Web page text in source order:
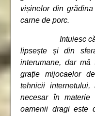
vișinelor din
carne de porc.
Intuiesc că ați
lipsește și din
interumane, dar
grație mijocaelor
tehnicii
necesar în
oamenii dragi este